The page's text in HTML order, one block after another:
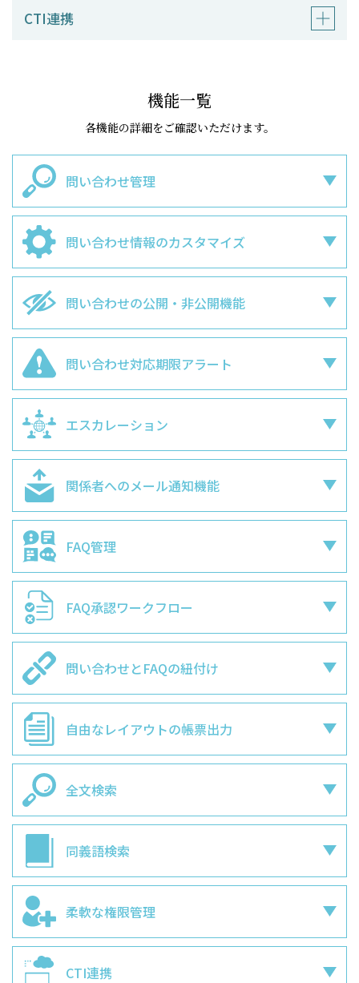
CTI連携
機能一覧
各機能の詳細をご確認いただけます。
問い合わせ管理
問い合わせ情報のカスタマイズ
問い合わせの公開・非公開機能
問い合わせ対応期限アラート
エスカレーション
関係者へのメール通知機能
FAQ管理
FAQ承認ワークフロー
問い合わせとFAQの紐付け
自由なレイアウトの帳票出力
全文検索
同義語検索
柔軟な権限管理
CTI連携